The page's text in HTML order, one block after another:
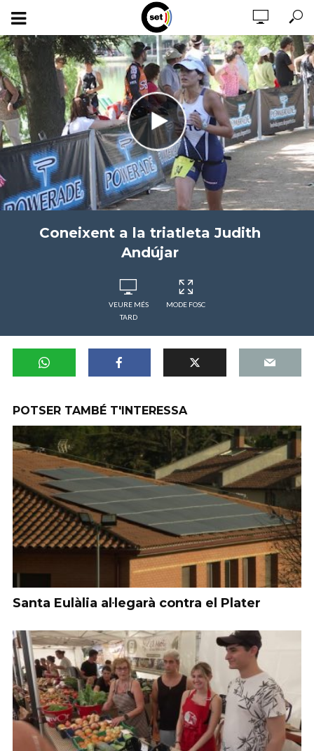
Coneixent a la triatleta Judith
Andújar
VEURE MÉS
TARD
MODE FOSC
POTSER TAMBÉ T'INTERESSA
Santa Eulàlia al·legarà contra el Plater